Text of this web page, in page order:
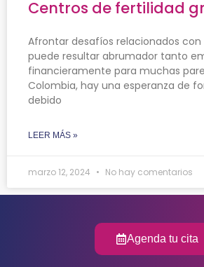
Centros de fertilidad
Afrontar desafíos relacionados
puede resultar abrumador tanto
financieramente para muchas
Colombia, hay una esperanza de
debido
LEER MÁS »
marzo 12, 2024 No hay comentarios
Agenda tu cita